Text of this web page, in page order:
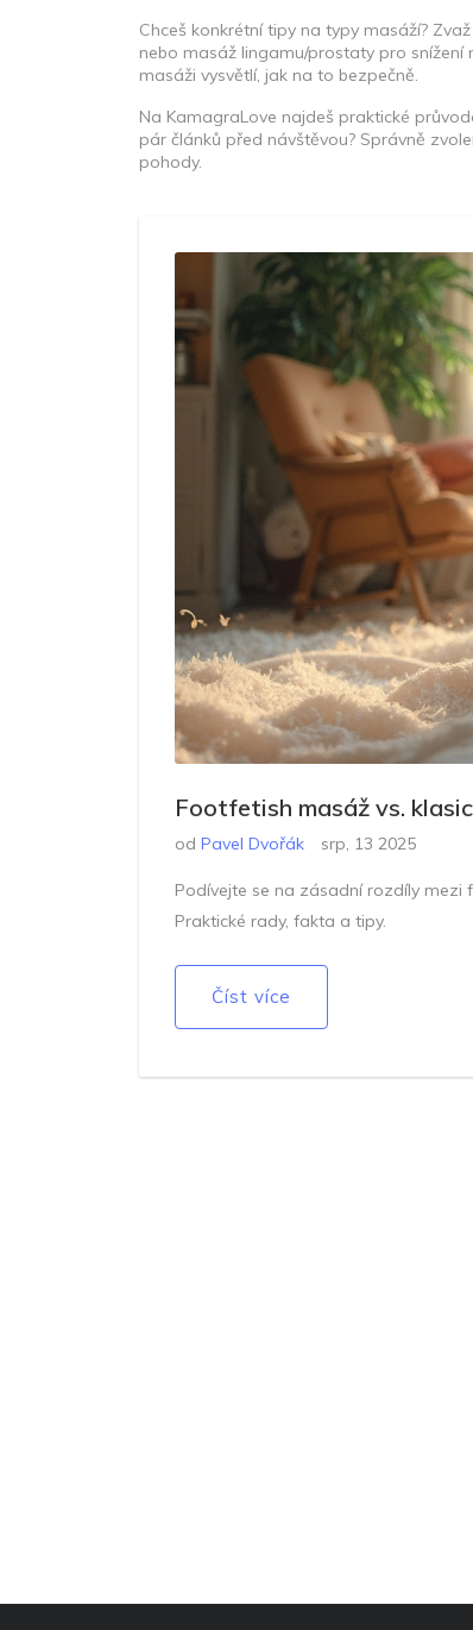
Chceš konkrétní tipy na typy masáží?
nebo masáž lingamu/prostaty pro
masáži vysvětlí, jak na to bezpečně.
Na KamagraLove najdeš praktické
pár článků před návštěvou? Správně
pohody.
Footfetish masáž vs.
od Pavel Dvořák srp, 13 2025
Podívejte se na zásadní rozdíly mezi
Praktické rady, fakta a tipy.
Číst více